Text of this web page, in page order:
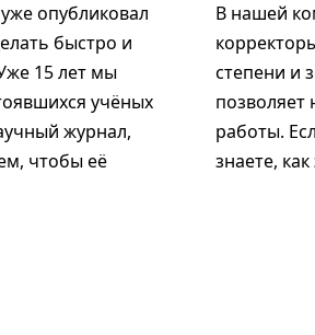
опубликовал
быстро и
15 лет мы
учёных
журнал,
чтобы её
В нашей
степени и
работы.
знаете,